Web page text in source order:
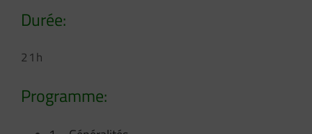
Durée:
21h
Programme: